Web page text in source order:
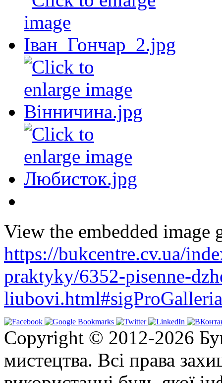
View the embedded image
https://bukcentre.cv.ua/
praktyky/6352-pisenne-
Copyright © 2012-2026
мистецтва. Всі права